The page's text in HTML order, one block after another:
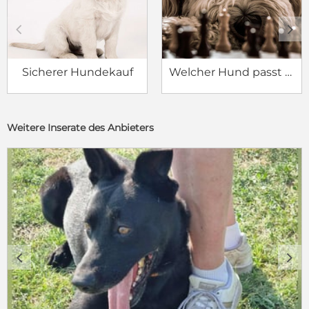
Sicherer Hundekauf Welcher Hund passt zu mir?
c d
Weitere Inserate des Anbieters
c d